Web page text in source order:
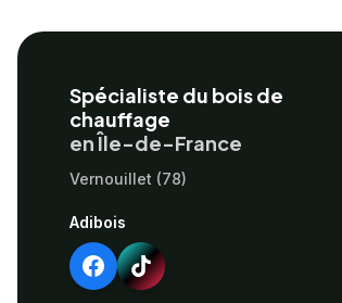
Footer
Spécialiste du bois de
chauffage
en Île-de-France
Vernouillet (78)
Adibois